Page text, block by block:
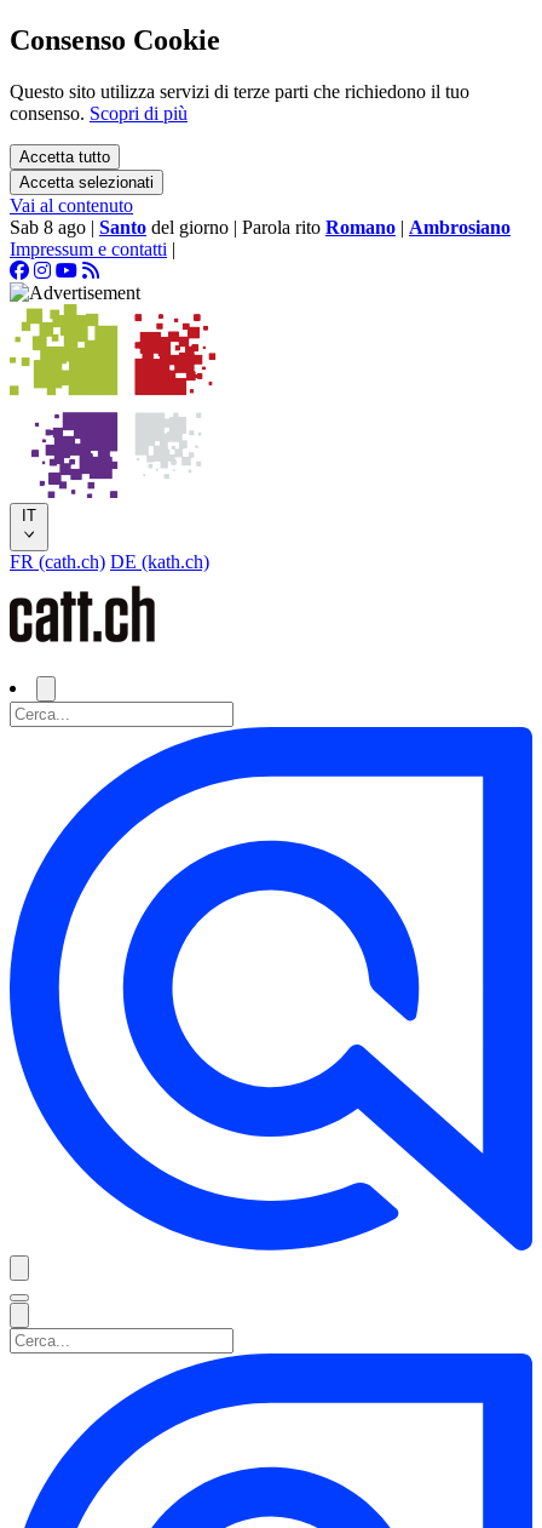
Consenso Cookie
Questo sito utilizza servizi di terze parti che richiedono il tuo
consenso. Scopri di più
Accetta tutto
Accetta selezionati
Vai al contenuto
Sab 8 ago | Santo del giorno | Parola rito Romano | Ambrosiano
Impressum e contatti |
IT
FR (cath.ch) DE (kath.ch)